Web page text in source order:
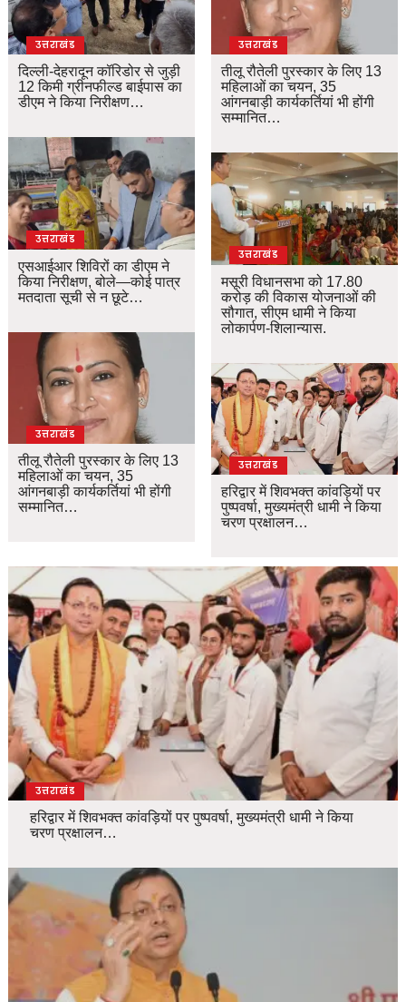
उत्तराखंड
दिल्ली-देहरादून कॉरिडोर से जुड़ी
12 किमी ग्रीनफील्ड बाईपास का
डीएम ने किया निरीक्षण…
उत्तराखंड
एसआईआर शिविरों का डीएम ने
किया निरीक्षण, बोले—कोई पात्र
मतदाता सूची से न छूटे…
उत्तराखंड
तीलू रौतेली पुरस्कार के लिए 13
महिलाओं का चयन, 35
आंगनबाड़ी कार्यकर्तियां भी होंगी
सम्मानित…
उत्तराखंड
तीलू रौतेली पुरस्कार के लिए 13
महिलाओं का चयन, 35
आंगनबाड़ी कार्यकर्तियां भी होंगी
सम्मानित…
उत्तराखंड
मसूरी विधानसभा को 17.80
करोड़ की विकास योजनाओं की
सौगात, सीएम धामी ने किया
लोकार्पण-शिलान्यास.
उत्तराखंड
हरिद्वार में शिवभक्त कांवड़ियों पर
पुष्पवर्षा, मुख्यमंत्री धामी ने किया
चरण प्रक्षालन…
उत्तराखंड
हरिद्वार में शिवभक्त कांवड़ियों पर पुष्पवर्षा, मुख्यमंत्री धामी ने किया
चरण प्रक्षालन…